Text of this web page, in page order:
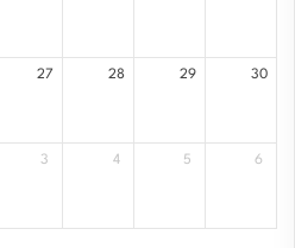
27 28 29 30
3 4 5 6